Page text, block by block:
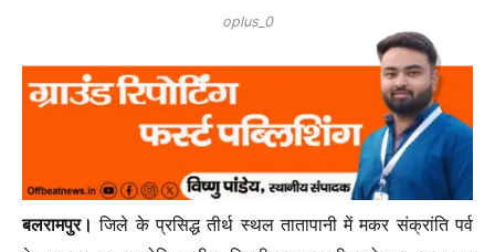
oplus_0
बलरामपुर। जिले के प्रसिद्ध तीर्थ स्थल तातापानी में मकर संक्रांति पर्व